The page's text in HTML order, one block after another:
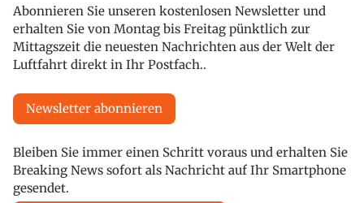
Abonnieren Sie unseren kostenlosen Newsletter und
erhalten Sie von Montag bis Freitag pünktlich zur
Mittagszeit die neuesten Nachrichten aus der Welt der
Luftfahrt direkt in Ihr Postfach..
Newsletter abonnieren
Bleiben Sie immer einen Schritt voraus und erhalten Sie
Breaking News sofort als Nachricht auf Ihr Smartphone
gesendet.